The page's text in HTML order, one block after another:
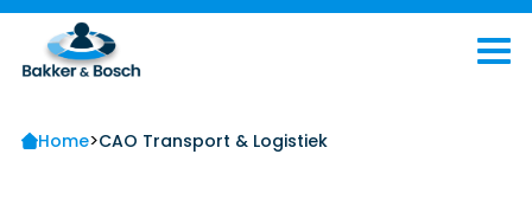
Home>CAO Transport & Logistiek